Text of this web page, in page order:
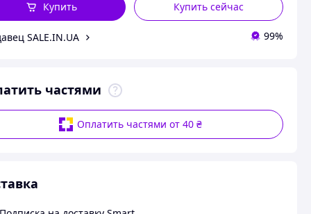
Купить сейчас
Купить
SALE.IN.UA 99%
частями
Оплатить частями от 40 ₴